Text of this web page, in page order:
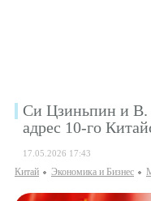
Си Цзиньпин и В.
адрес 10-го
17.05.2026 17:43
Китай Экономика и Бизнес